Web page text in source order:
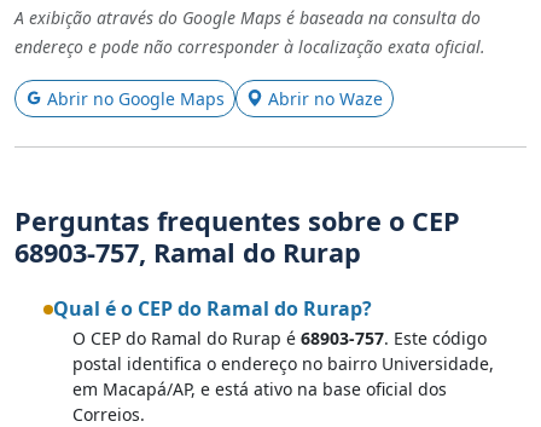
A exibição através do Google Maps é baseada na consulta do
endereço e pode não corresponder à localização exata oficial.
Abrir no Google Maps Abrir no Waze
Perguntas frequentes sobre o CEP
68903-757, Ramal do Rurap
Qual é o CEP do Ramal do Rurap?
O CEP do Ramal do Rurap é 68903-757. Este código
postal identifica o endereço no bairro Universidade,
em Macapá/AP, e está ativo na base oficial dos
Correios.